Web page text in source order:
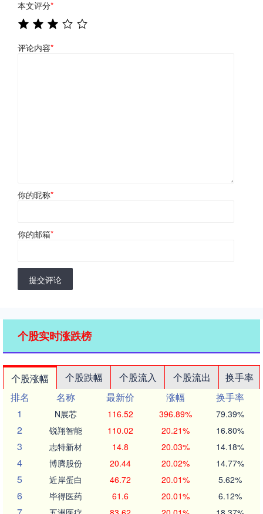
本文评分*
评论内容*
你的昵称*
你的邮箱*
提交评论
个股实时涨跌榜
个股涨幅 个股跌幅 个股流入 个股流出
换手率
排名
名称 最新价 涨幅
换手率
1
N展芯 116.52 396.89% 79.39%
2 锐翔智能 110.02 20.21% 16.80%
3 志特新材 14.8 20.03% 14.18%
4 博腾股份 20.44 20.02% 14.77%
5 近岸蛋白 46.72 20.01% 5.62%
6 毕得医药 61.6 20.01% 6.12%